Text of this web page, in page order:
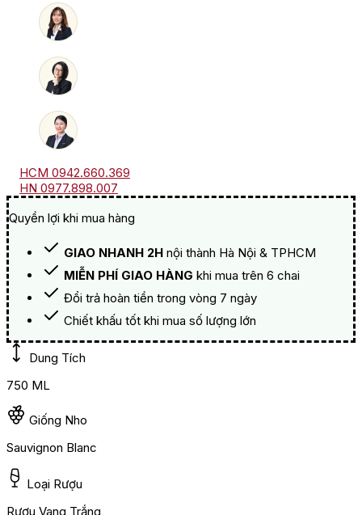
HCM 0942.660.369
HN 0977.898.007
Quyền lợi khi mua hàng
GIAO NHANH 2H nội thành Hà Nội & TPHCM
MIỄN PHÍ GIAO HÀNG khi mua trên 6 chai
Đổi trả hoàn tiền trong vòng 7 ngày
Chiết khấu tốt khi mua số lượng lớn
Dung Tích
750 ML
Giống Nho
Sauvignon Blanc
Loại Rượu
Rượu Vang Trắng